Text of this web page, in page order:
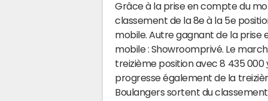
Grâce à la prise en compte du
classement de la 8e à la 5e
mobile. Autre gagnant de la
mobile : Showroomprivé. Le
treizième position avec 8 435 000
progresse également de la
Boulangers sortent du classement